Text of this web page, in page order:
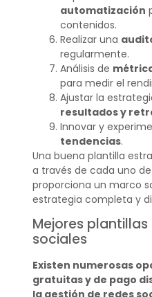
automatización
contenidos.
Realizar una
regularmente.
Análisis de
para medir el
Ajustar la
resultados y
Innovar y
tendencias.
Una buena plantilla
a través de cada uno
proporciona un marco
estrategia completa y
Mejores
sociales
Existen numerosas
gratuitas y de pago
la gestión de redes